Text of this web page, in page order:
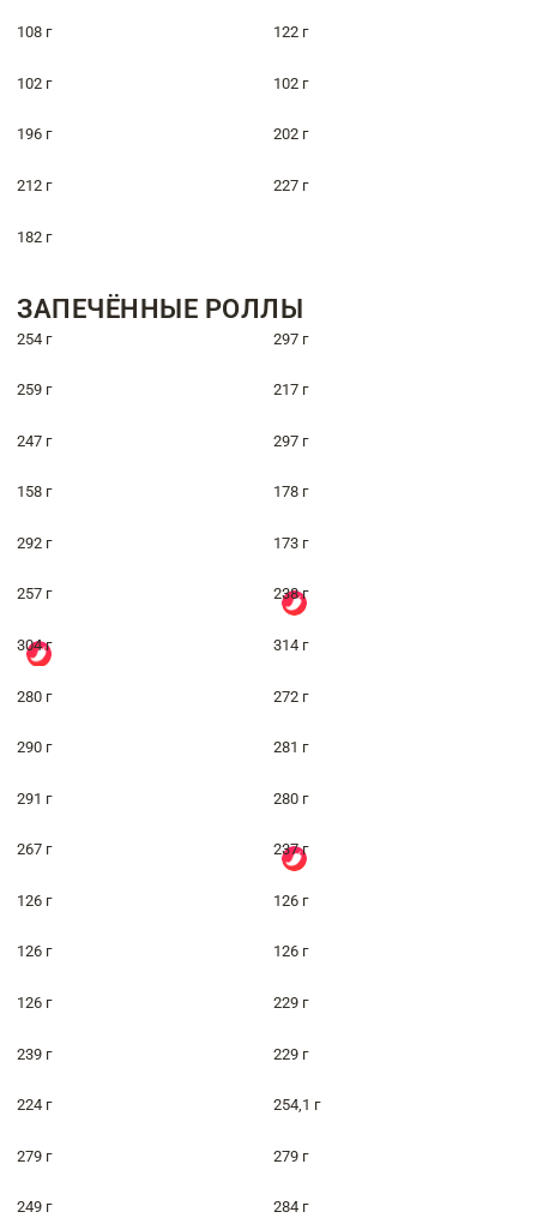
108 г 122 г
102 г 102 г
196 г 202 г
212 г 227 г
182 г
ЗАПЕЧЁННЫЕ РОЛЛЫ
254 г 297 г
259 г 217 г
247 г 297 г
158 г 178 г
292 г 173 г
257 г 238 г
304 г 314 г
280 г 272 г
290 г 281 г
291 г 280 г
267 г 237 г
126 г 126 г
126 г 126 г
126 г 229 г
239 г 229 г
224 г 254,1 г
279 г 279 г
249 г 284 г